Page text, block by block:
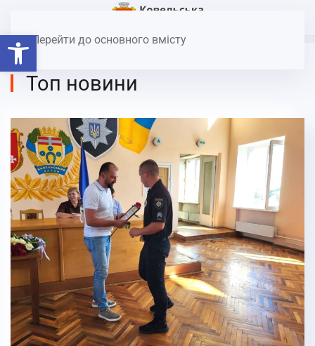
Відкрити Панель інструментів
Перейти до основного вмісту
Топ новини